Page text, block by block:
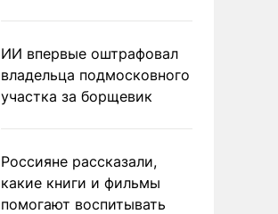
ИИ впервые оштрафовал
владельца подмосковного
участка за борщевик
Россияне рассказали,
какие книги и фильмы
помогают воспитывать